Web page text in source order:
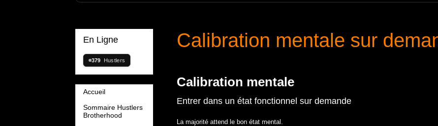
Calibration mentale sur
Calibration mentale
Entrer dans un état fonctionnel sur demande
La majorité attend le bon état mental.
En Ligne
376 Hustlers
Accueil
Sommaire Hustlers
Brotherhood